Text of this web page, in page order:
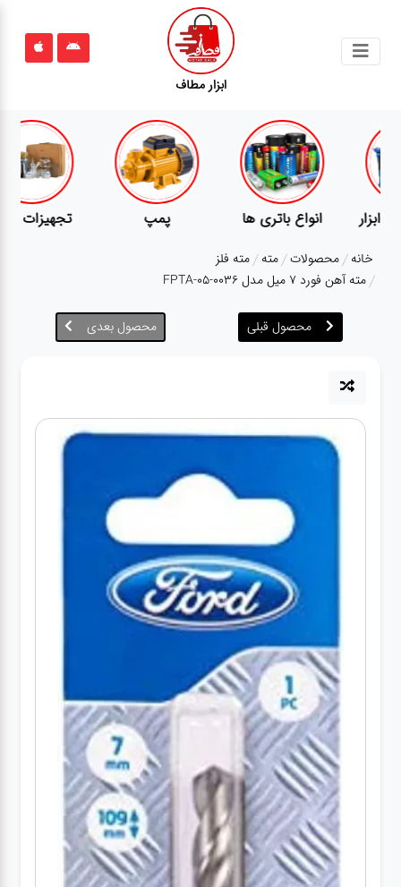
ابزار مطاف
قوانین
سایت
ارتباط
باما
درباره
کارواش
خانگی
انواع
چراغ ها
ابزار
شارژی
ژنراتور
مته
پمپ تجهیزات کمپ گجت
خانه محصولات مته مته فلز
مته آهن فورد 7 میل مدل FPTA-05-0036
محصول قبلی محصول بعدی